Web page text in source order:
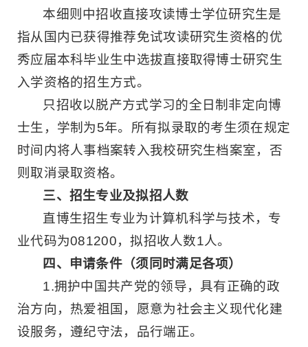
本细则中招收直接攻读博士学位研究生是
指从国内已获得推荐免试攻读研究生资格的优
秀应届本科毕业生中选拔直接取得博士研究生
入学资格的招生方式。
只招收以脱产方式学习的全日制非定向博
士生，学制为5年。所有拟录取的考生须在规定
时间内将人事档案转入我校研究生档案室，否
则取消录取资格。
三、招生专业及拟招人数
直博生招生专业为计算机科学与技术，专
业代码为081200，拟招收人数1人。
四、申请条件（须同时满足各项）
1.拥护中国共产党的领导，具有正确的政
治方向，热爱祖国，愿意为社会主义现代化建
设服务，遵纪守法，品行端正。